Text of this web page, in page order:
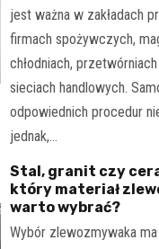
jest ważna w zakładach
firmach spożywczych,
chłodniach,
sieciach handlowych.
odpowiednich procedur
jednak,…
Stal, granit czy
który materiał
warto wybrać?
Wybór zlewozmywaka